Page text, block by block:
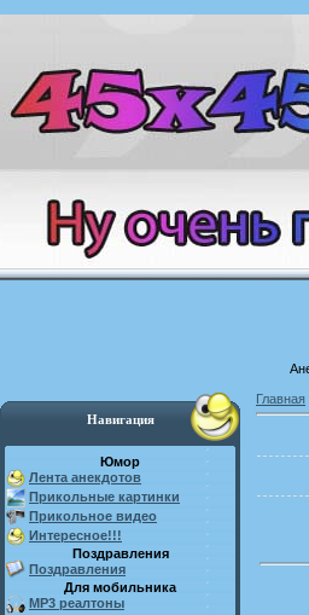
Навигация
Юмор
Лента анекдотов
Прикольные картинки
Прикольное видео
Интересное!!!
Поздравления
Поздравления
Для мобильника
MP3 реалтоны
Главная